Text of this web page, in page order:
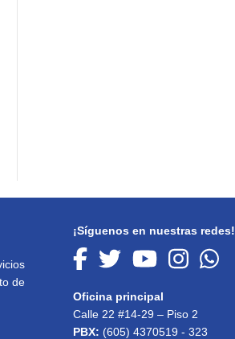
de
¡Síguenos en nuestras redes!
Oficina principal
Calle 22 #14-29 – Piso 2
PBX: (605) 4370519 - 323